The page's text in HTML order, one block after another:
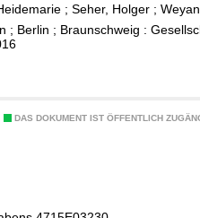
; Seher, Holger ;
; Berlin ; Braunschweig :
DAS DOKUMENT IST ÖFFENTLICH